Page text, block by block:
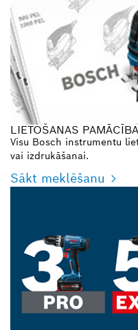
LIETOŠANAS
Visu Bosch instrumentu
vai izdrukāšanai.
Sākt meklēšanu